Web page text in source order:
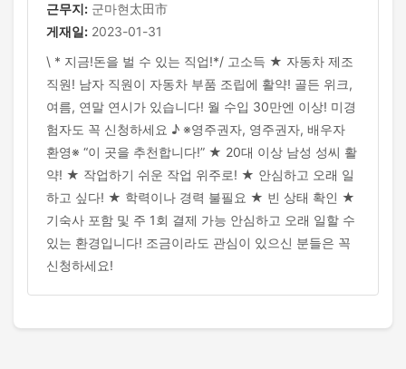
근무지: 군마현太田市
게재일: 2023-01-31
\ * 지금!돈을 벌 수 있는 직업!*/ 고소득 ★ 자동차 제조
직원! 남자 직원이 자동차 부품 조립에 활약! 골든 위크,
여름, 연말 연시가 있습니다! 월 수입 30만엔 이상! 미경
험자도 꼭 신청하세요 ♪ ※영주권자, 영주권자, 배우자
환영※ “이 곳을 추천합니다!” ★ 20대 이상 남성 성씨 활
약! ★ 작업하기 쉬운 작업 위주로! ★ 안심하고 오래 일
하고 싶다! ★ 학력이나 경력 불필요 ★ 빈 상태 확인 ★
기숙사 포함 및 주 1회 결제 가능 안심하고 오래 일할 수
있는 환경입니다! 조금이라도 관심이 있으신 분들은 꼭
신청하세요!